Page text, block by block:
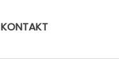
KONTAKT